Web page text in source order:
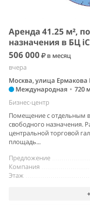
Аренда 41.25 м²,
назначения в БЦ
506 000
в месяц
вчера
Москва, улица Ермакова
Международная • 720
Бизнес-центр
Помещение с отдельным
свободного назначения.
центральной торговой
площадь...
Предложение
Компания
Этаж